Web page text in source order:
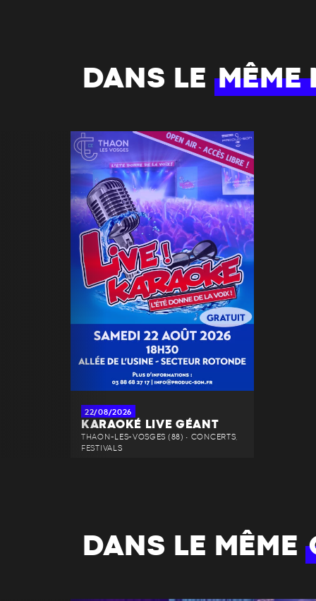
DANS LE MÊME
22/08/2026
KARAOKÉ LIVE GÉANT
THAON-LES-VOSGES (88) • CONCERTS,
FESTIVALS
DANS LE MÊME